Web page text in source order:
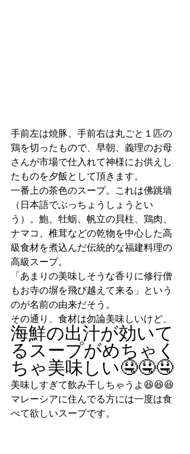
手前左は焼豚、手前右は丸ごと１匹の
鶏を切ったもので、早朝、義理のお母
さんが市場で仕入れて神様にお供えし
たものを夕飯として頂きます。
一番上の茶色のスープ。これは佛跳墙
（日本語でぶっちょうしょうとい
う）。鮑、牡蛎、帆立の貝柱、鶏肉、
ナマコ、椎茸などの乾物を中心した高
級食材を煮込んだ伝統的な福建料理の
高級スープ。
「あまりの美味しそうな香りに修行僧
もお寺の塀を飛び越えて来る」という
のが名前の由来だそう。
その通り、食材は勿論美味しいけど、
海鮮の出汁が効いて
るスープがめちゃく
ちゃ美味しい🤤🤤🤤
美味しすぎて飲み干しちゃうよ😆😆😆
マレーシアに住んでる方には一度は食
べて欲しいスープです。